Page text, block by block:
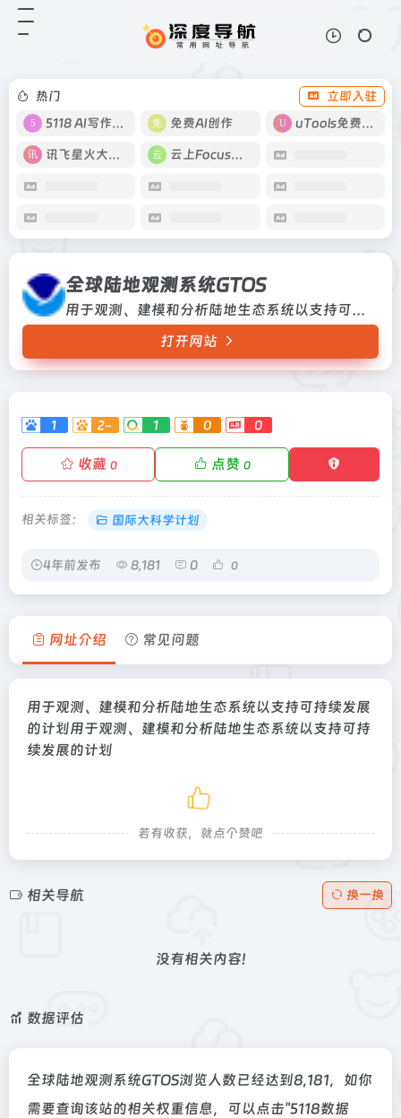
热门
立即入驻
5118 AI写作工具
免费AI创作 uTools免费工具箱
讯飞星火大模型 云上Focus接码
全球陆地观测系统GTOS
用于观测、建模和分析陆地生态系统以支持可持续发展的计划用于观测、建模和分析陆地生态系统以支持可持续发展的计划
打开网站
1 2- 1 0 0
收藏 0 点赞 0
相关标签： 国际大科学计划
4年前发布 8,181 0 0
全球陆地观测系统GTOS
以支持可持续发展的计划用于观测、
建模和分析陆地生态系统以支持可持
网址介绍 常见问题
用于观测、建模和分析陆地生态系统以支持可持续发展
的计划用于观测、建模和分析陆地生态系统以支持可持
续发展的计划
若有收获，就点个赞吧
相关导航 换一换
没有相关内容!
数据评估
全球陆地观测系统GTOS浏览人数已经达到8,181，如你
需要查询该站的相关权重信息，可以点击"5118数据